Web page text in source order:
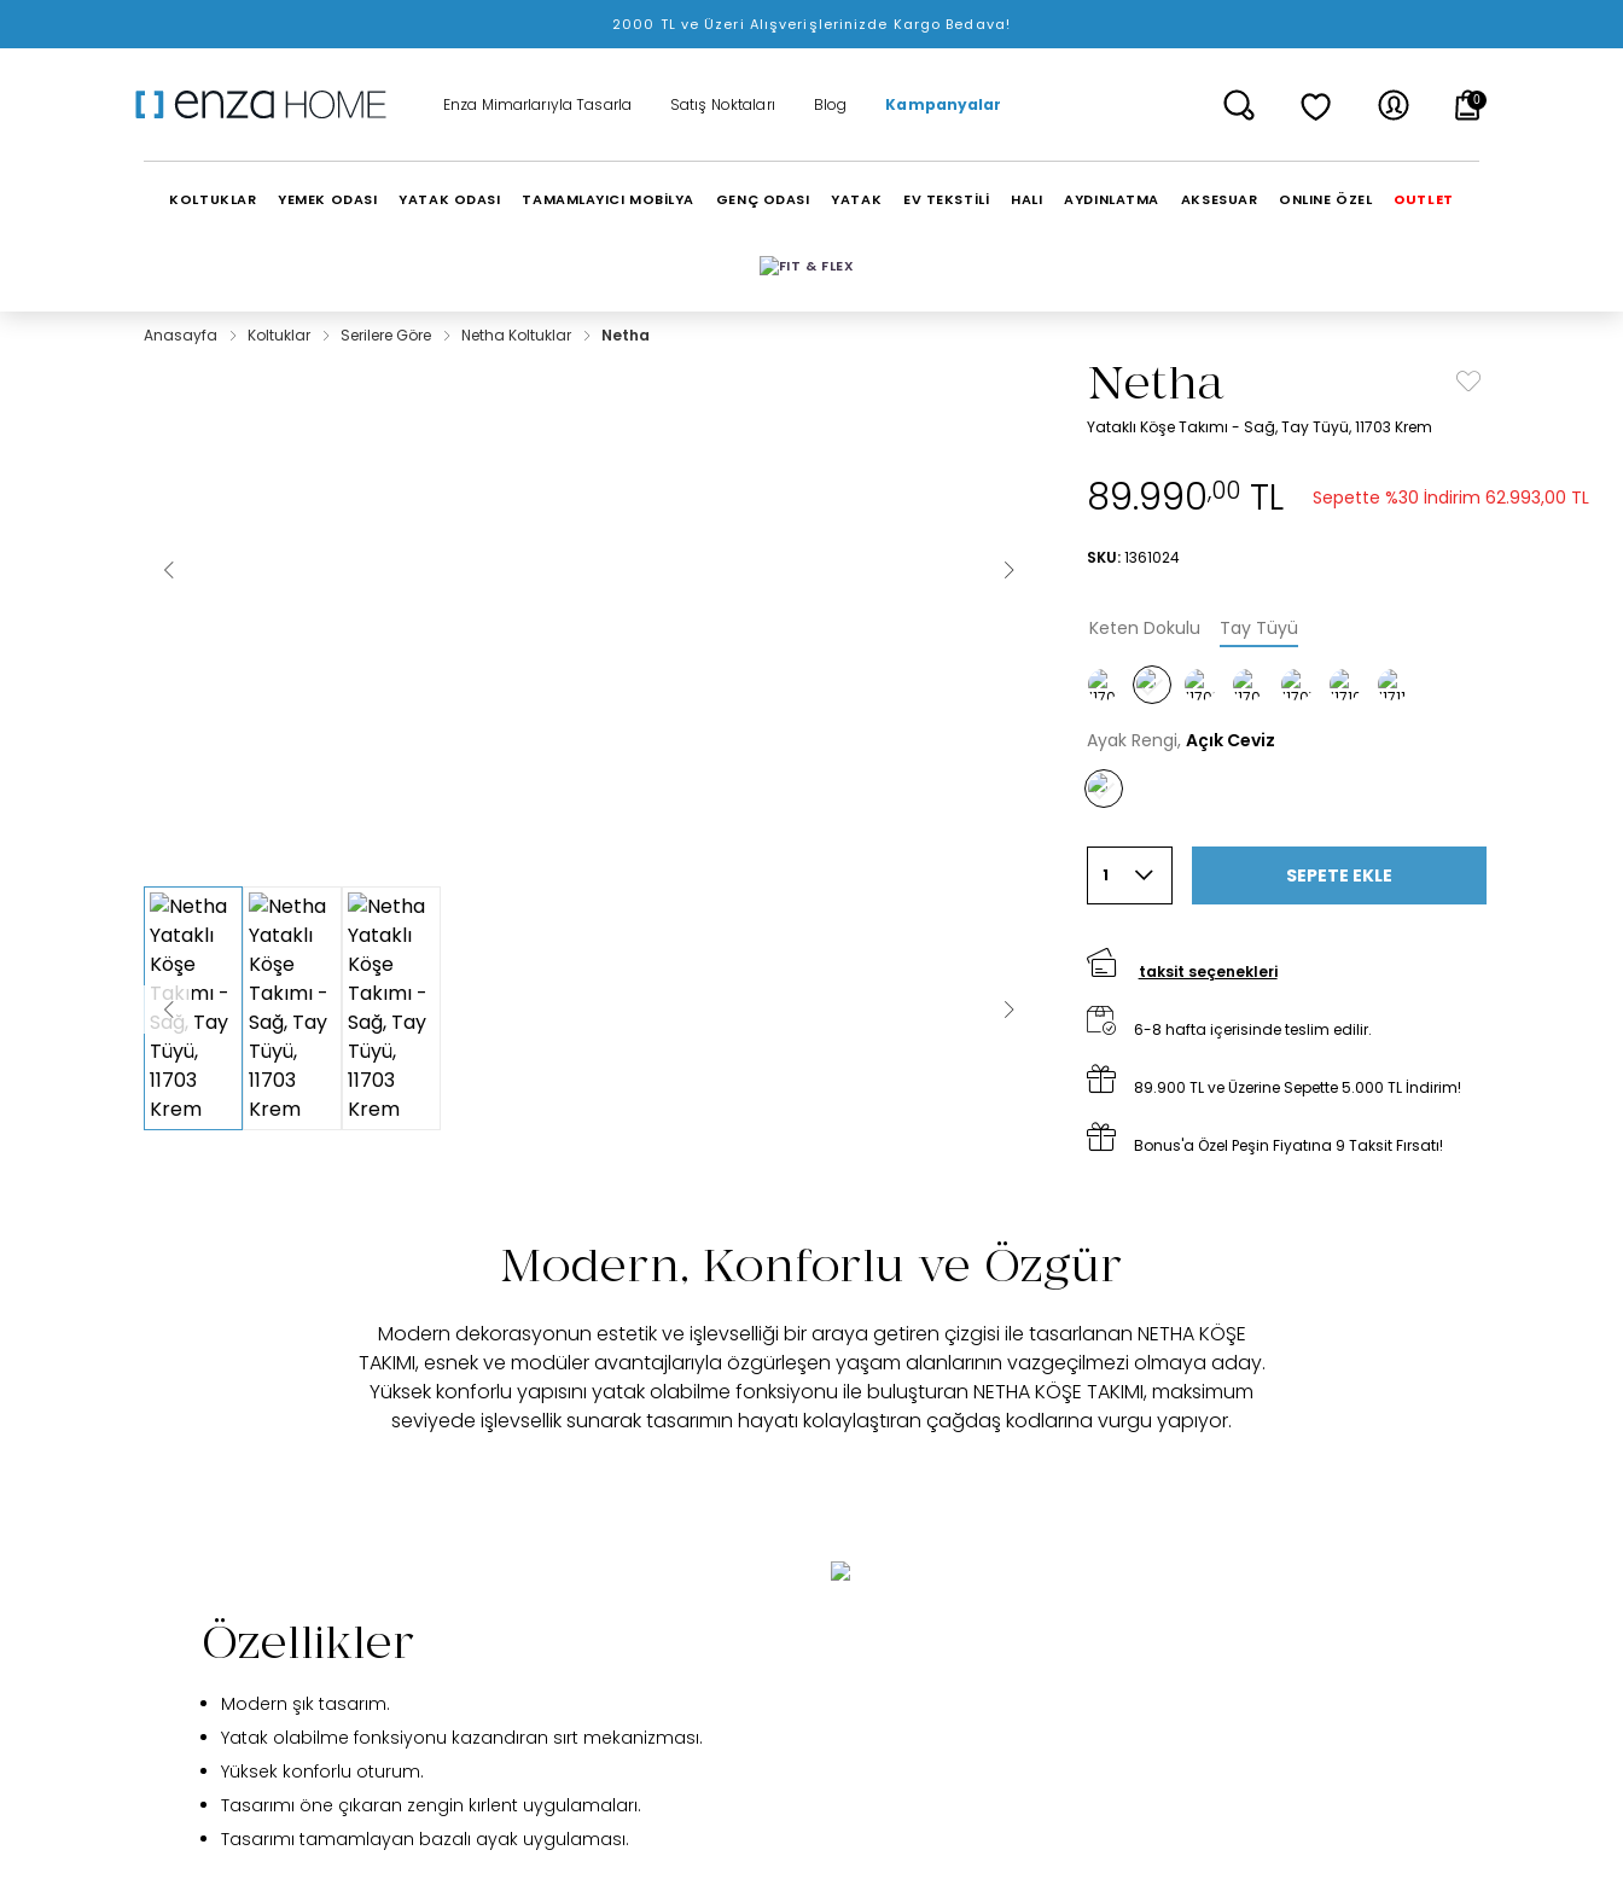
2000 TL ve Üzeri Alışverişlerinizde Kargo Bedava!
Enza Mimarlarıyla Tasarla Satış Noktaları Blog Kampanyalar 0
KOLTUKLAR YEMEK ODASI YATAK ODASI TAMAMLAYICI MOBİLYA GENÇ ODASI YATAK EV TEKSTİLİ HALI AYDINLATMA AKSESUAR ONLINE ÖZEL OUTLET
Anasayfa Koltuklar Serilere Göre Netha Koltuklar Netha
Netha
Yataklı Köşe Takımı - Sağ, Tay Tüyü, 11703 Krem
89.990,00TL Sepette %30 İndirim 62.993,00 TL
SKU: 1361024
Keten Dokulu Tay Tüyü
Ayak Rengi, Açık Ceviz
1 SEPETE EKLE
taksit seçenekleri
6-8 hafta içerisinde teslim edilir.
89.900 TL ve Üzerine Sepette 5.000 TL İndirim!
Bonus'a Özel Peşin Fiyatına 9 Taksit Fırsatı!
Modern, Konforlu ve Özgür
Modern dekorasyonun estetik ve işlevselliği bir araya getiren çizgisi ile tasarlanan NETHA KÖŞE
TAKIMI, esnek ve modüler avantajlarıyla özgürleşen yaşam alanlarının vazgeçilmezi olmaya aday.
Yüksek konforlu yapısını yatak olabilme fonksiyonu ile buluşturan NETHA KÖŞE TAKIMI, maksimum
seviyede işlevsellik sunarak tasarımın hayatı kolaylaştıran çağdaş kodlarına vurgu yapıyor.
Özellikler
Modern şık tasarım.
Yatak olabilme fonksiyonu kazandıran sırt mekanizması.
Yüksek konforlu oturum.
Tasarımı öne çıkaran zengin kırlent uygulamaları.
Tasarımı tamamlayan bazalı ayak uygulaması.